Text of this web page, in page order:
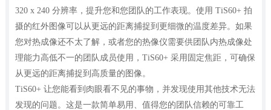
320 x 240 分辨率，提升您和您团队的工作表现。使用 TiS60+ 拍
摄的红外图像可以从更远的距离捕捉到更细微的温度差异。如果
您对热成像还不太了解，或者您的热像仪需要供团队内热成像处
理能力高低不一的团队成员使用，TiS60+ 采用固定焦距，可确保
从更远的距离捕捉到高质量的图像。
TiS60+ 让您能看到肉眼看不见的事物，并发现使用其他技术无法
发现的问题。这是一款简单易用、值得您的团队信赖的可靠工